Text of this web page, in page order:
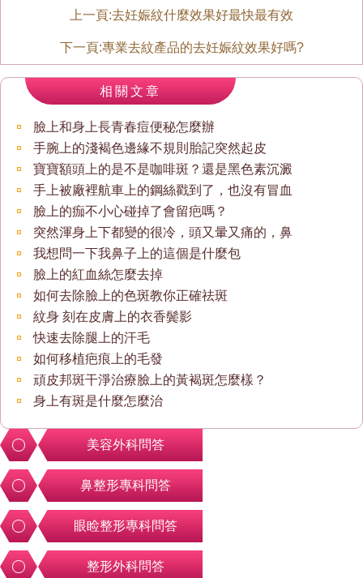
上一頁:去妊娠紋什麼效果好最快最有效
下一頁:專業去紋產品的去妊娠紋效果好嗎?
相關文章
臉上和身上長青春痘便秘怎麼辦
手腕上的淺褐色邊緣不規則胎記突然起皮
寶寶額頭上的是不是咖啡斑？還是黑色素沉澱
手上被廠裡航車上的鋼絲戳到了，也沒有冒血
臉上的痂不小心碰掉了會留疤嗎？
突然渾身上下都變的很冷，頭又暈又痛的，鼻
我想問一下我鼻子上的這個是什麼包
臉上的紅血絲怎麼去掉
如何去除臉上的色斑教你正確祛斑
紋身 刻在皮膚上的衣香鬓影
快速去除腿上的汗毛
如何移植疤痕上的毛發
頑皮邦斑干淨治療臉上的黃褐斑怎麼樣？
身上有斑是什麼怎麼治
美容外科問答
鼻整形專科問答
眼睑整形專科問答
整形外科問答